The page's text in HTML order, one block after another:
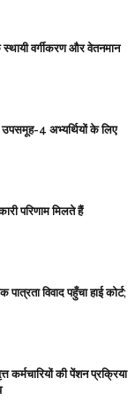
वर्गीकरण और वेतनमान
4 अभ्यर्थियों के लिए
परिणाम मिलते हैं
विवाद पहुँचा हाई कोर्ट;
कर्मचारियों की पेंशन प्रक्रिया